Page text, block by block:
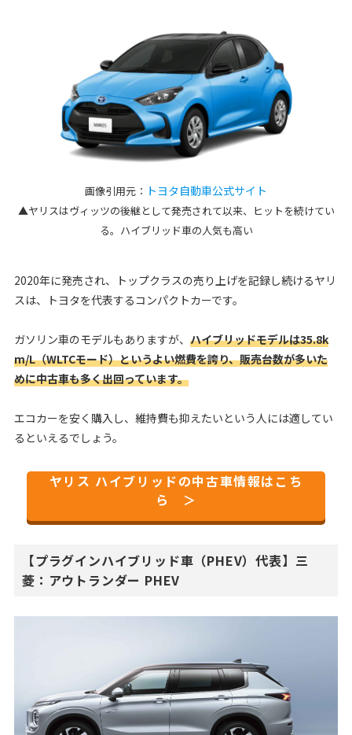
画像引用元： トヨタ自動車公式サイト
▲ヤリスはヴィッツの後継として発売されて以来、ヒットを続けてい
る。ハイブリッド車の人気も高い
2020年に発売され、トップクラスの売り上げを記録し続けるヤリ
スは、トヨタを代表するコンパクトカーです。
ガソリン車のモデルもありますが、 ハイブリッドモデルは35.8k
m/L（WLTCモード）というよい燃費を誇り、販売台数が多いた
めに中古車も多く出回っています。
エコカーを安く購入し、維持費も抑えたいという人には適してい
るといえるでしょう。
ヤリス ハイブリッドの中古車情報はこち
ら ＞
【プラグインハイブリッド車（PHEV）代表】三
菱：アウトランダー PHEV